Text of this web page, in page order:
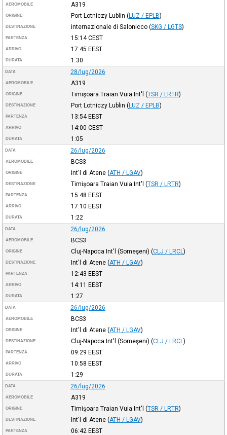
AEROMOBILE A319
ORIGINE Port Lotniczy Lublin (LUZ / EPLB)
DESTINAZIONE internazionale di Salonicco (SKG / LGTS)
PARTENZA 15:14CEST
ARRIVO 17:45 EEST
DURATA 1:30
DATA 28/lug/2026
AEROMOBILE A319
ORIGINE Timişoara Traian Vuia Int'l (TSR / LRTR)
DESTINAZIONE Port Lotniczy Lublin (LUZ / EPLB)
PARTENZA 13:54EEST
ARRIVO 14:00 CEST
DURATA 1:05
DATA 26/lug/2026
AEROMOBILE BCS3
ORIGINE Int'l di Atene (ATH / LGAV)
DESTINAZIONE Timişoara Traian Vuia Int'l (TSR / LRTR)
PARTENZA 15:48 EEST
ARRIVO 17:10 EEST
DURATA 1:22
DATA 26/lug/2026
AEROMOBILE BCS3
ORIGINE Cluj-Napoca Int'l (Someşeni) (CLJ / LRCL )
DESTINAZIONE Int'l di Atene (ATH / LGAV)
PARTENZA 12:43 EEST
ARRIVO 14:11 EEST
DURATA 1:27
DATA 26/lug/2026
AEROMOBILE BCS3
ORIGINE Int'l di Atene (ATH / LGAV)
DESTINAZIONE Cluj-Napoca Int'l (Someşeni) (CLJ / LRCL )
PARTENZA 09:29 EEST
ARRIVO 10:58 EEST
DURATA 1:29
DATA 26/lug/2026
AEROMOBILE A319
ORIGINE Timişoara Traian Vuia Int'l (TSR / LRTR)
DESTINAZIONE Int'l di Atene (ATH / LGAV)
PARTENZA 06:42 EEST